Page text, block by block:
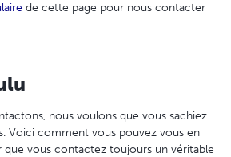
de cette page pour nous contacter
nous voulons que vous sachiez
Voici comment vous pouvez vous en
que vous contactez toujours un véritable